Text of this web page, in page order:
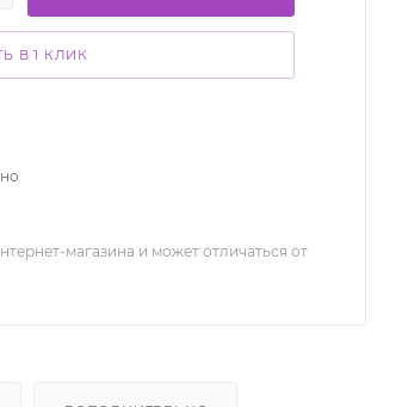
В 1 КЛИК
магазина и может отличаться от